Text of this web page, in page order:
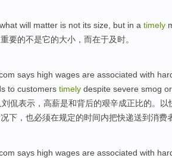
, what will matter is not its size but in a timely
重要的不是它的大小 ， 而在于及时。
says high wages are associated with
to customers timely despite severe smog or
刘侃表示 ， 高薪是和背后的艰辛成正比的。以
下，也必须在规定的时间内把快递送到消费
says high wages are associated with